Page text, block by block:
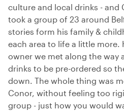
culture and local drinks - and
took a group of 23 around
stories form his family &
each area to life a little more.
owner we met along the way
drinks to be pre-ordered so
down. The whole thing was
Conor, without feeling too
group - just how you would